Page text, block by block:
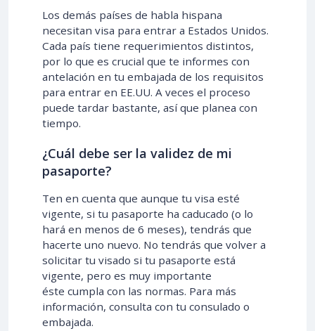
Los demás países de habla hispana
necesitan visa para entrar a Estados Unidos.
Cada país tiene requerimientos distintos,
por lo que es crucial que te informes con
antelación en tu embajada de los requisitos
para entrar en EE.UU. A veces el proceso
puede tardar bastante, así que planea con
tiempo.
¿Cuál debe ser la validez de mi
pasaporte?
Ten en cuenta que aunque tu visa esté
vigente, si tu pasaporte ha caducado (o lo
hará en menos de 6 meses), tendrás que
hacerte uno nuevo. No tendrás que volver a
solicitar tu visado si tu pasaporte está
vigente, pero es muy importante
éste cumpla con las normas. Para más
información, consulta con tu consulado o
embajada.